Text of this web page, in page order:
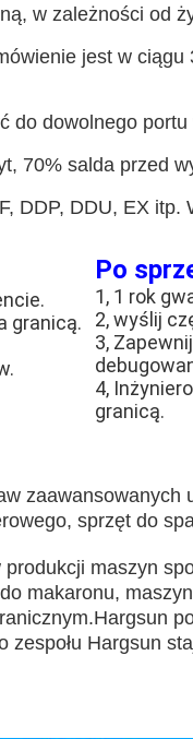
w zależności od
jest w
do dowolnego portu
70% salda przed
DDP, DDU, EX itp.
granicą.
Po
1, 1 rok
2, wyślij
3,
4,
granicą.
sprzęt do
maszyn
makaronu,
zespołu Hargsun